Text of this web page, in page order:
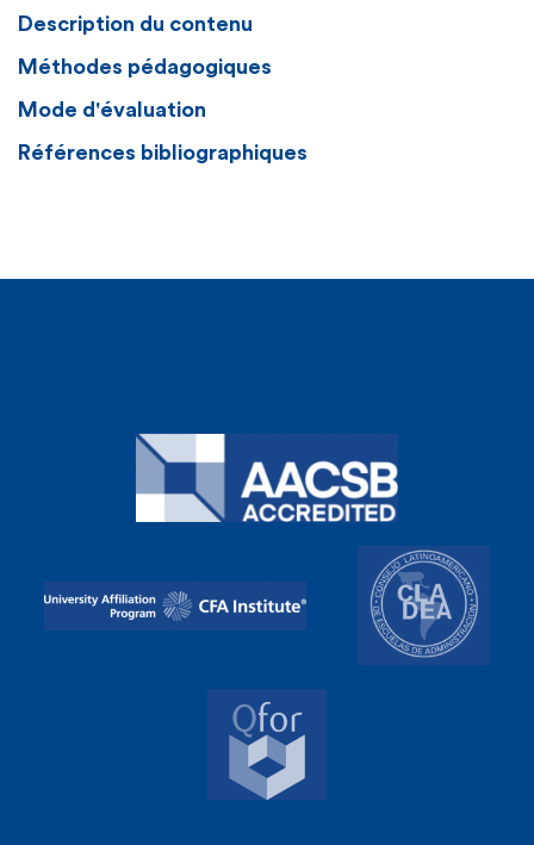
Description du contenu
Méthodes pédagogiques
Mode d'évaluation
Références bibliographiques